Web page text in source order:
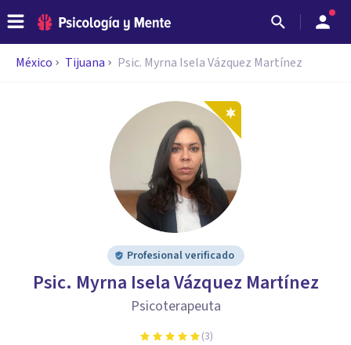
México Tijuana Psic. Myrna Isela Vázquez Martínez
Profesional verificado
Psic. Myrna Isela Vázquez Martínez
Psicoterapeuta
(3)